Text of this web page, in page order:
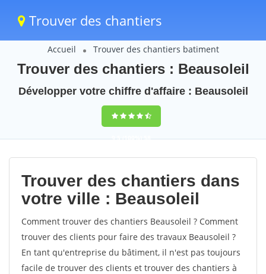
Trouver des chantiers
Accueil Trouver des chantiers batiment
Trouver des chantiers : Beausoleil
Développer votre chiffre d'affaire : Beausoleil
9,5(100%)58
votes
Trouver des chantiers dans
votre ville : Beausoleil
Comment trouver des chantiers Beausoleil ? Comment
trouver des clients pour faire des travaux Beausoleil ?
En tant qu'entreprise du bâtiment, il n'est pas toujours
facile de trouver des clients et trouver des chantiers à